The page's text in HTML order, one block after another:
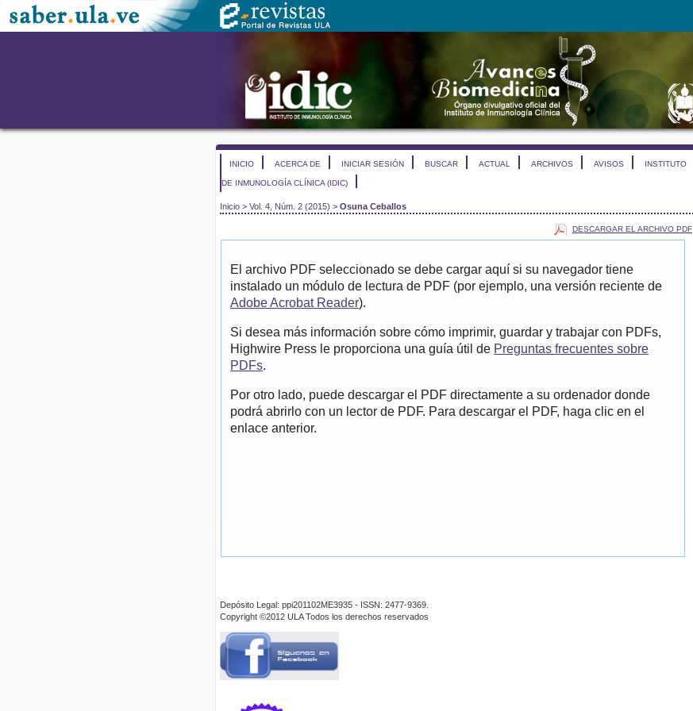
INICIO ACERCA DE INICIAR SESIÓN BUSCAR ACTUAL ARCHIVOS AVISOS INSTITUTO
DE INMUNOLOGÍA CLÍNICA (IDIC)
Inicio > Vol. 4, Núm. 2 (2015) > Osuna Ceballos
DESCARGAR EL ARCHIVO PDF
El archivo PDF seleccionado se debe cargar aquí si su navegador tiene
instalado un módulo de lectura de PDF (por ejemplo, una versión reciente de
Adobe Acrobat Reader).
Si desea más información sobre cómo imprimir, guardar y trabajar con PDFs,
Highwire Press le proporciona una guía útil de Preguntas frecuentes sobre
PDFs.
Por otro lado, puede descargar el PDF directamente a su ordenador donde
podrá abrirlo con un lector de PDF. Para descargar el PDF, haga clic en el
enlace anterior.
Depósito Legal: ppi201102ME3935 - ISSN: 2477-9369.
Copyright ©2012 ULA Todos los derechos reservados